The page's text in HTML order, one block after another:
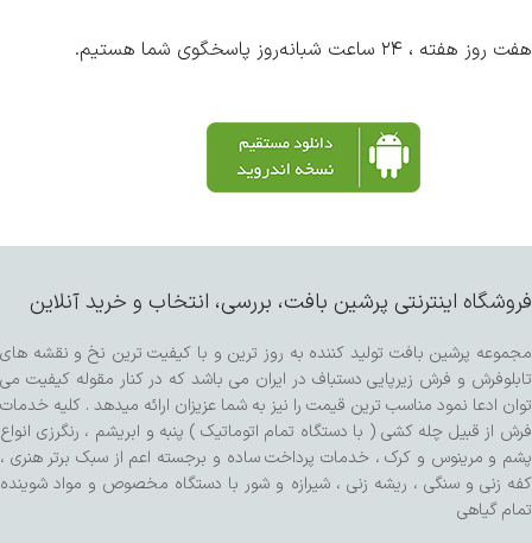
هفت روز هفته ، ۲۴ ساعت شبانه‌روز پاسخگوی شما هستیم.
فروشگاه اینترنتی پرشین بافت، بررسی، انتخاب و خرید آنلاین
مجموعه پرشین بافت تولید کننده به روز ترین و با کیفیت ترین نخ و نقشه های
تابلوفرش و فرش زیرپایی دستباف در ایران می باشد که در کنار مقوله کیفیت می
توان ادعا نمود مناسب ترین قیمت را نیز به شما عزیزان ارائه میدهد . کلیه خدمات
فرش از قبیل چله کشی ( با دستگاه تمام اتوماتیک ) پنبه و ابریشم ، رنگرزی انواع
پشم و مرینوس و کرک ، خدمات پرداخت ساده و برجسته اعم از سبک برتر هنری ،
کفه زنی و سنگی ، ریشه زنی ، شیرازه و شور با دستگاه مخصوص و مواد شوینده
تمام گیاهی